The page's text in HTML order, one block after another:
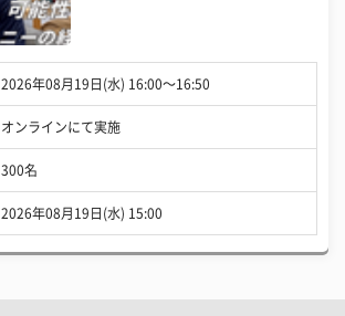
2026年08月19日(水) 16:00〜16:50
オンラインにて実施
300名
2026年08月19日(水) 15:00